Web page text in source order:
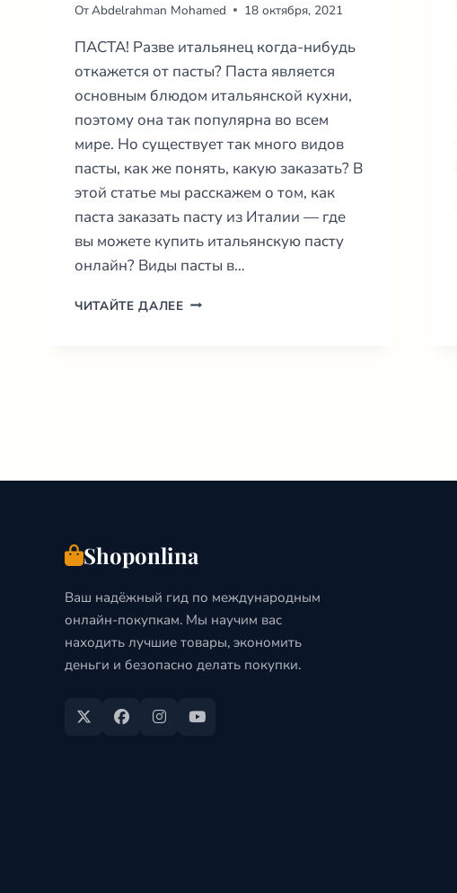
ОтAbdelrahman Mohamed 18 октября, 2021
ПАСТА! Разве итальянец когда-нибудь
откажется от пасты? Паста является
основным блюдом итальянской кухни,
поэтому она так популярна во всем
мире. Но существует так много видов
пасты, как же понять, какую заказать? В
этой статье мы расскажем о том, как
паста заказать пасту из Италии — где
вы можете купить итальянскую пасту
онлайн? Виды пасты в…
ЧИТАЙТЕ ДАЛЕЕКАК
Shoponlina
Ваш надёжный гид по международным
онлайн-покупкам. Мы научим вас
находить лучшие товары, экономить
деньги и безопасно делать покупки.